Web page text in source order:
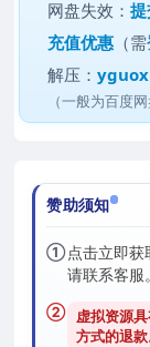
网盘失效：
充值优惠 （需
解压：
（一般为百度网
赞助须知
①点击立即获
请联系客服。
② 虚拟资源
方式的退款